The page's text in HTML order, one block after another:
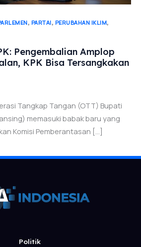
, PARTAI, PERUBAHAN IKLIM,
Pengembalian Amplop
KPK Bisa Tersangkakan
Tangkap Tangan (OTT) Bupati
memasuki babak baru yang
Komisi Pemberantasan […]
Politik